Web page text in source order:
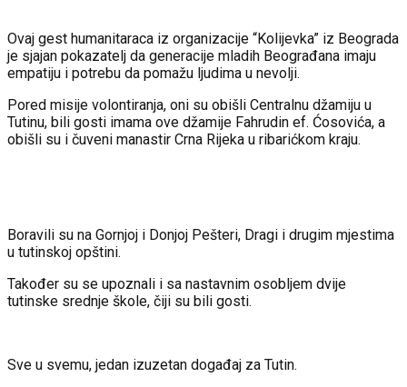
Ovaj gest humanitaraca iz organizacije “Kolijevka” iz Beograda
je sjajan pokazatelj da generacije mladih Beograđana imaju
empatiju i potrebu da pomažu ljudima u nevolji.
Pored misije volontiranja, oni su obišli Centralnu džamiju u
Tutinu, bili gosti imama ove džamije Fahrudin ef. Ćosovića, a
obišli su i čuveni manastir Crna Rijeka u ribarićkom kraju.
Boravili su na Gornjoj i Donjoj Pešteri, Dragi i drugim mjestima
u tutinskoj opštini.
Također su se upoznali i sa nastavnim osobljem dvije
tutinske srednje škole, čiji su bili gosti.
Sve u svemu, jedan izuzetan događaj za Tutin.